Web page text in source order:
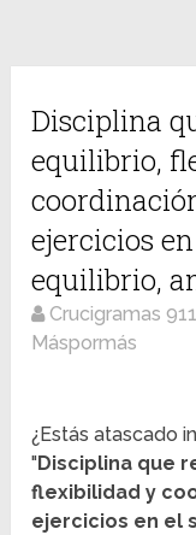
Disciplina
equilibrio,
ejercicios
equilibrio,
Crucigramas 911
Máspormás
¿Estás atascado
"Disciplina que
flexibilidad y
ejercicios en el